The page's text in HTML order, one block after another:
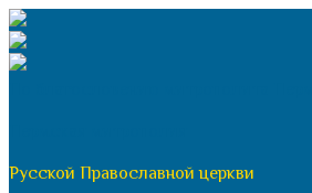
Перейти
к
содержимому
Русской Православной церкви